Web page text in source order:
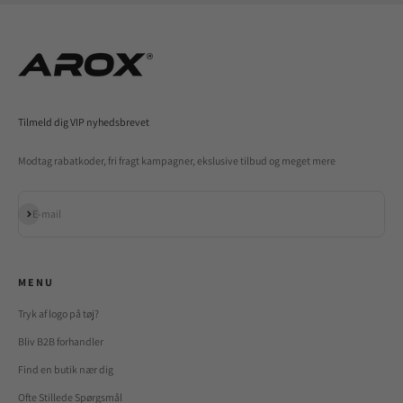
Tilmeld dig VIP nyhedsbrevet
Modtag rabatkoder, fri fragt kampagner, ekslusive tilbud og meget mere
E-mail
Abonnér
M E N U
Tryk af logo på tøj?
Bliv B2B forhandler
Find en butik nær dig
Ofte Stillede Spørgsmål